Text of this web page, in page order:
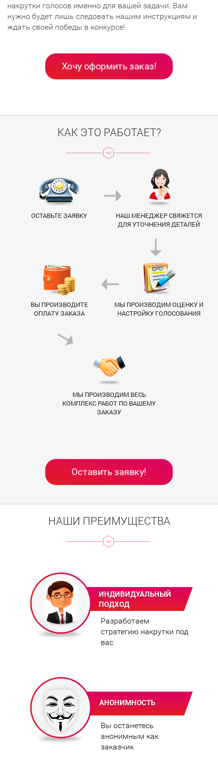
накрутки голосов именно для вашей задачи. Вам
нужно будет лишь следовать нашим инструкциям и
ждать своей победы в конкурсе!
Хочу оформить заказ!
КАК ЭТО РАБОТАЕТ?
ОСТАВЬТЕ ЗАЯВКУ
НАШ МЕНЕДЖЕР СВЯЖЕТСЯ
ДЛЯ УТОЧНЕНИЯ ДЕТАЛЕЙ
МЫ ПРОИЗВОДИМ ОЦЕНКУ И
НАСТРОЙКУ ГОЛОСОВАНИЯ
ВЫ ПРОИЗВОДИТЕ
ОПЛАТУ ЗАКАЗА
МЫ ПРОИЗВОДИМ ВЕСЬ
КОМПЛЕКС РАБОТ ПО ВАШЕМУ
ЗАКАЗУ
Оставить заявку!
НАШИ ПРЕИМУЩЕСТВА
ИНДИВИДУАЛЬНЫЙ
ПОДХОД
Разработаем
стратегию накрутки под
вас
АНОНИМНОСТЬ
Вы останетесь
анонимным как
заказчик